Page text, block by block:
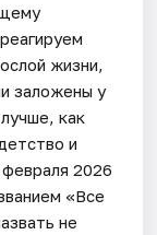
жизни,
заложены у
как
и
2026
«Все
не